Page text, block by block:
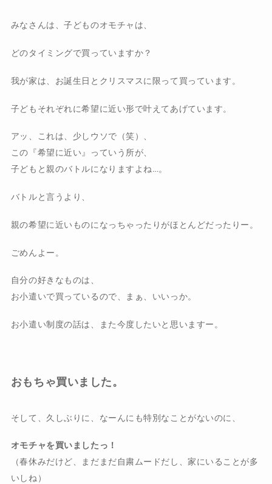
みなさんは、子どものオモチャは、
どのタイミングで買っていますか？
我が家は、お誕生日とクリスマスに限って買っています。
子どもそれぞれに希望に近い形で叶えてあげています。
アッ、これは、少しウソで（笑）、
この『希望に近い』っていう所が、
子どもと親のバトルになりますよね…。
バトルと言うより、
親の希望に近いものになっちゃったりがほとんどだったりー。
ごめんよー。
自分の好きなものは、
お小遣いで買っているので、まぁ、いいっか。
お小遣い制度の話は、また今度したいと思いますー。
おもちゃ買いました。
そして、久しぶりに、なーんにも特別なことがないのに、
オモチャを買いましたっ！
（春休みだけど、まだまだ自粛ムードだし、家にいることが多
いしね）